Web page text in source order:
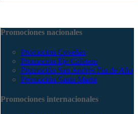
Promociones nacionales
Promocion Coveñas
Promoción Eje Cafetero
Promoción San Andrés Fin de Año
Promoción Santa Marta
Promociones internacionales